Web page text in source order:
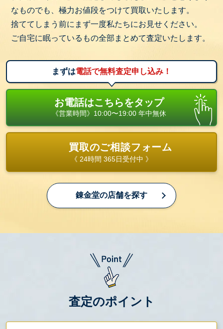
なものでも、極力お値段をつけて買取いたします。
捨ててしまう前にまず一度私たちにお見せください。
ご自宅に眠っているもの全部まとめて査定いたします。
まずは電話で無料査定申し込み！
お電話はこちらをタップ
《営業時間》10:00〜19:00 年中無休
買取のご相談フォーム
《 24時間 365日受付中 》
錬金堂の店舗を探す
査定のポイント